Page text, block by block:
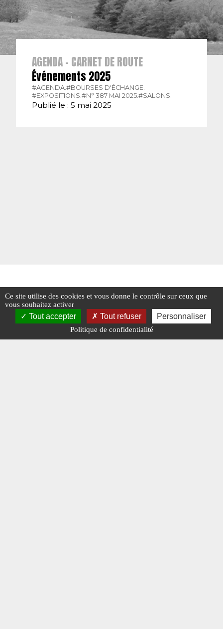
AGENDA - CARNET DE ROUTE
Événements 2025
#AGENDA. #BOURSES D'ÉCHANGE.
#EXPOSITIONS. #N° 387 MAI 2025. #SALONS.
Publié le : 5 mai 2025
Ce site utilise des cookies et vous donne le contrôle sur ceux que
vous souhaitez activer
Tout accepter Tout refuser Personnaliser
Politique de confidentialité